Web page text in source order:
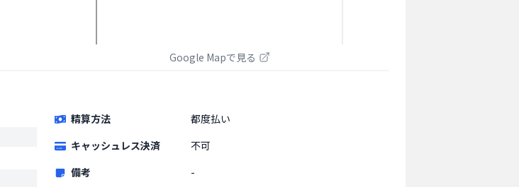
Google Mapで見る
精算方法
都度払い
キャッシュレス決済
不可
備考
-